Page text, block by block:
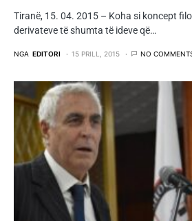
Tiranë, 15. 04. 2015 – Koha si koncept
derivateve të shumta të ideve që…
NGA EDITORI 15 PRILL, 2015 NO